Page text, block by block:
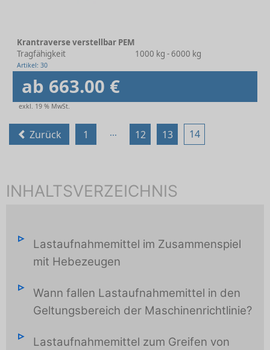
Krantraverse verstellbar PEM
Tragfähigkeit
1000 kg - 6000 kg
Artikel: 30
ab 663.00 €
exkl. 19 % MwSt.
Zurück 1 ... 12 13 14
INHALTSVERZEICHNIS
Lastaufnahmemittel im Zusammenspiel
mit Hebezeugen
Wann fallen Lastaufnahmemittel in den
Geltungsbereich der Maschinenrichtlinie?
Lastaufnahmemittel zum Greifen von